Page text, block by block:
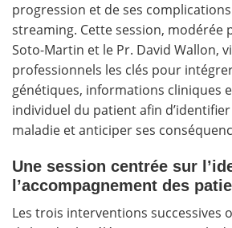
progression et de ses
streaming. Cette session, modérée
Soto-Martin et le Pr. David Wallon,
professionnels les clés pour
génétiques, informations cliniques
individuel du patient afin
maladie et anticiper ses
Une session centrée sur
l’accompagnement des
Les trois interventions successives